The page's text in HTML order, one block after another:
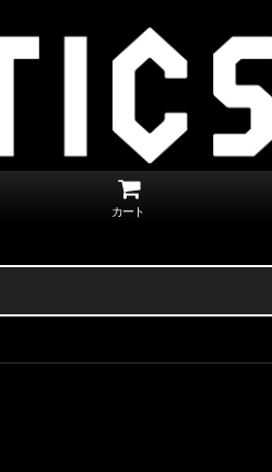
カート